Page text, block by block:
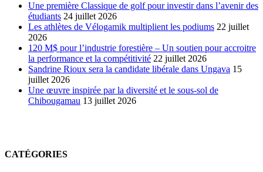
Une première Classique de golf pour investir dans l’avenir des
étudiants 24 juillet 2026
Les athlètes de Vélogamik multiplient les podiums 22 juillet
2026
120 M$ pour l’industrie forestière – Un soutien pour accroitre
la performance et la compétitivité 22 juillet 2026
Sandrine Rioux sera la candidate libérale dans Ungava 15
juillet 2026
Une œuvre inspirée par la diversité et le sous-sol de
Chibougamau 13 juillet 2026
CATÉGORIES